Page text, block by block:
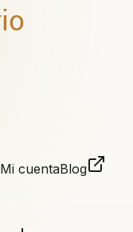
Mi cuentaBlog